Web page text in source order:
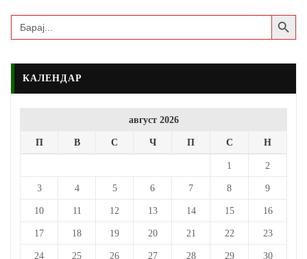
Search
for:
Search Button
КАЛЕНДАР
август 2026
П В С Ч П С Н
1 2
3 4 5 6 7 8 9
10 11 12 13 14 15 16
17 18 19 20 21 22 23
24 25 26 27 28 29 30